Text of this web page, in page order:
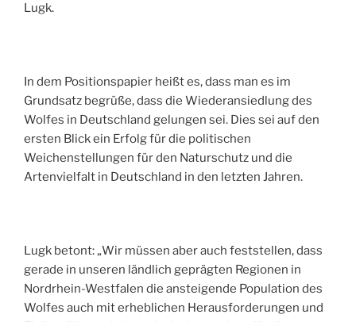
Lugk.
In dem Positionspapier heißt es, dass man es im
Grundsatz begrüße, dass die Wiederansiedlung des
Wolfes in Deutschland gelungen sei. Dies sei auf den
ersten Blick ein Erfolg für die politischen
Weichenstellungen für den Naturschutz und die
Artenvielfalt in Deutschland in den letzten Jahren.
Lugk betont: „Wir müssen aber auch feststellen, dass
gerade in unseren ländlich geprägten Regionen in
Nordrhein-Westfalen die ansteigende Population des
Wolfes auch mit erheblichen Herausforderungen und